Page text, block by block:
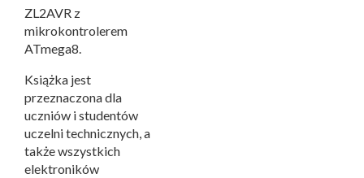
ZL2AVR z
mikrokontrolerem
ATmega8.
Książka jest
przeznaczona dla
uczniów i studentów
uczelni technicznych, a
także wszystkich
elektroników